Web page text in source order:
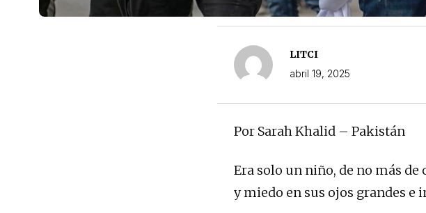
LITCI
abril 19, 2025
Por Sarah Khalid – Pakistán
Era solo un niño, de no más
y miedo en sus ojos grandes e